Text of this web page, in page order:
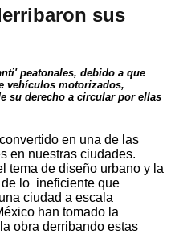
sus
peatonales, debido a que
vehículos motorizados,
su derecho a circular por ellas
en una de las
en nuestras ciudades.
tema de diseño urbano y la
lo ineficiente que
ciudad a escala
han tomado la
obra derribando estas